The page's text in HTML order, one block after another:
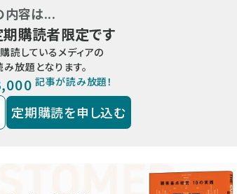
内容は...
期購読者限定です
読しているメディアの
放題となります。
記事が読み放題！
定期購読を申し込む